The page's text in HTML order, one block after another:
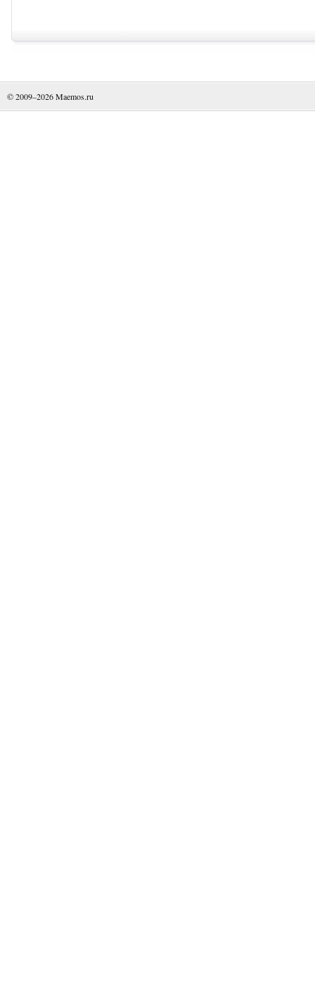
© 2009–2026Maemos.ru